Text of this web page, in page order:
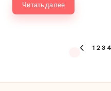
Читать далее
Пагинация
1 2 3 4